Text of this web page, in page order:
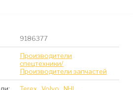
9186377
Производители
спецтехники/
Производители запчастей